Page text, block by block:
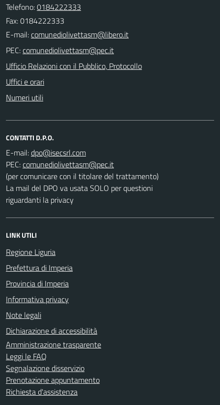
Telefono:0184222333
Fax: 0184222333
E-mail:
PEC:
Ufficio Relazioni con il Pubblico, Protocollo
Uffici e orari
Numeri utili
CONTATTI D.P.O.
E-mail:
PEC:
(per comunicare con il titolare del trattamento)
La mail del DPO va usata SOLO per questioni
riguardanti la privacy
LINK UTILI
Regione Liguria
Prefettura di Imperia
Provincia di Imperia
Informativa privacy
Note legali
Dichiarazione di accessibilità
Amministrazione trasparente
Leggi le FAQ
Segnalazione disservizio
Prenotazione appuntamento
Richiesta d'assistenza